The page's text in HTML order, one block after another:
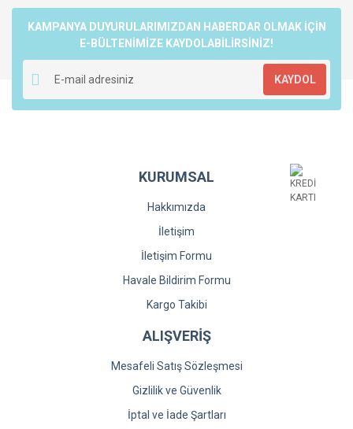
KAMPANYA DUYURULARIMIZDAN HABERDAR OLMAK İÇİN
E-BÜLTENİMİZE KAYDOLABİLİRSİNİZ!
KAYDOL
KURUMSAL
Hakkımızda
İletişim
İletişim Formu
Havale Bildirim Formu
Kargo Takibi
ALIŞVERİŞ
Mesafeli Satış Sözleşmesi
Gizlilik ve Güvenlik
İptal ve İade Şartları